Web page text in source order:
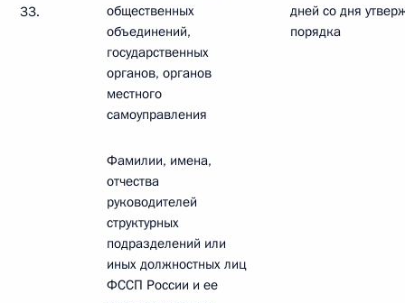
33.
общественных
объединений,
государственных
органов, органов
местного
самоуправления
дней со дня
порядка
Фамилии, имена,
отчества
руководителей
структурных
подразделений или
иных должностных лиц
ФССП России и ее